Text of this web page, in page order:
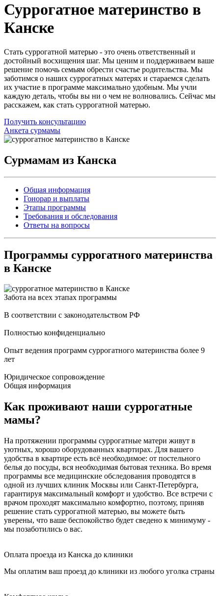
Суррогатное материнство в
Канске
Стать суррогатной матерью - это очень ответственный и
достойный восхищения шаг. Мы ценим и поддерживаем ваше
решение помочь семьям обрести счастье родительства. Мы
заботимся о наших суррогатных матерях и стараемся сделать
их участие в программе максимально удобным. Мы учли
каждую деталь, чтобы вы ни о чем не волновались. Сейчас мы
расскажем, как стать суррогатной матерью.
Получить консультацию
Анкета сурмамы
Сурмамам из Канска
Общая информация
Гонорар и выплаты
Этапы программы
Требования и обследования
Ответы на вопросы
Программы суррогатного материнства
в Канске
Забота на всех этапах программы
В соответствии с законодательством РФ
Полностью конфиденциально
Опыт ведения программ суррогатного материнства более 9
лет
Юридическое сопровождение
Общая информация
Как проживают наши суррогатные
мамы?
На протяжении программы суррогатные матери живут в
уютных, хорошо оборудованных квартирах. Для вашего
удобства в квартире есть всё необходимое: от постельного
белья до посуды, вся необходимая бытовая техника. Во время
программы все медицинские обследования проводятся в
одной из лучших клиник Москвы или Санкт-Петербурга,
гарантируя максимальный комфорт и удобство. Все встречи с
врачом проходят максимально комфортно, поэтому, приняв
решение стать суррогатной матерью, вы можете быть
уверены, что ваше беспокойство будет сведено к минимуму -
мы позаботились о вас.
Оплата проезда из Канска до клиники
Мы оплатим ваш проезд до клиники из любого уголка страны